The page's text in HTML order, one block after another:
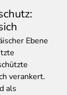
Ebene
verankert.
als